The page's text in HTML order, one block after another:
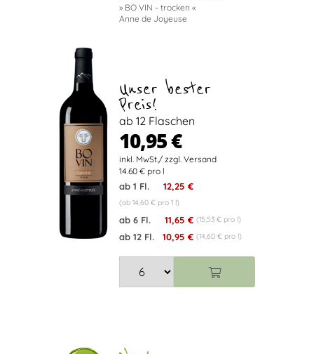
» BO VIN - trocken «
Anne de Joyeuse
Unser bester
Preis!
ab 12 Flaschen
10,95 €
14.60 € pro l
ab 1 Fl. 12,25 €
(ab 14,60 € pro 1 l)
ab 6 Fl. 11,65 € (15,53 € pro l)
ab 12 Fl. 10,95 € (14,60 € pro l)